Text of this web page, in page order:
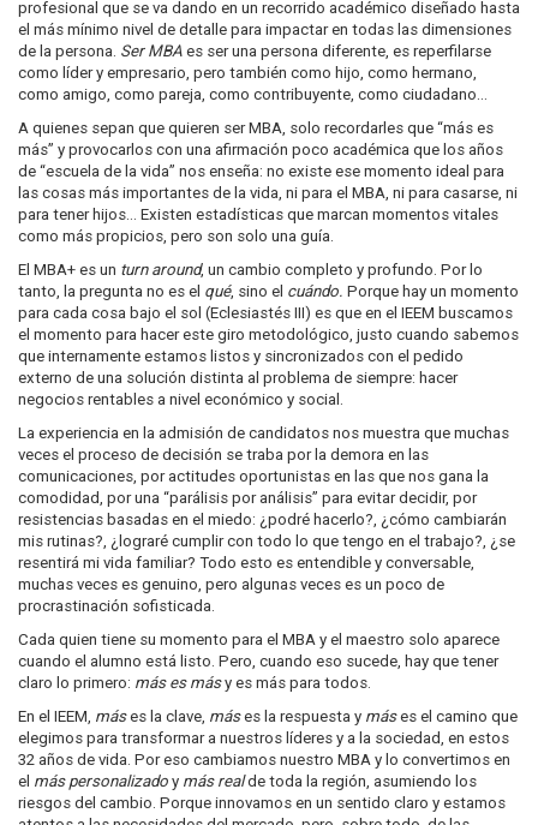
profesional que se va dando en un recorrido académico diseñado hasta
el más mínimo nivel de detalle para impactar en todas las dimensiones
de la persona. Ser MBA es ser una persona diferente, es reperfilarse
como líder y empresario, pero también como hijo, como hermano,
como amigo, como pareja, como contribuyente, como ciudadano...
A quienes sepan que quieren ser MBA, solo recordarles que “más es
más” y provocarlos con una afirmación poco académica que los años
de “escuela de la vida” nos enseña: no existe ese momento ideal para
las cosas más importantes de la vida, ni para el MBA, ni para casarse, ni
para tener hijos… Existen estadísticas que marcan momentos vitales
como más propicios, pero son solo una guía.
El MBA+ es un turn around, un cambio completo y profundo. Por lo
tanto, la pregunta no es el qué, sino el cuándo. Porque hay un momento
para cada cosa bajo el sol (Eclesiastés III) es que en el IEEM buscamos
el momento para hacer este giro metodológico, justo cuando sabemos
que internamente estamos listos y sincronizados con el pedido
externo de una solución distinta al problema de siempre: hacer
negocios rentables a nivel económico y social.
La experiencia en la admisión de candidatos nos muestra que muchas
veces el proceso de decisión se traba por la demora en las
comunicaciones, por actitudes oportunistas en las que nos gana la
comodidad, por una “parálisis por análisis” para evitar decidir, por
resistencias basadas en el miedo: ¿podré hacerlo?, ¿cómo cambiarán
mis rutinas?, ¿lograré cumplir con todo lo que tengo en el trabajo?, ¿se
resentirá mi vida familiar? Todo esto es entendible y conversable,
muchas veces es genuino, pero algunas veces es un poco de
procrastinación sofisticada.
Cada quien tiene su momento para el MBA y el maestro solo aparece
cuando el alumno está listo. Pero, cuando eso sucede, hay que tener
claro lo primero: más es másy es más para todos.
En el IEEM, máses la clave, máses la respuesta y máses el camino que
elegimos para transformar a nuestros líderes y a la sociedad, en estos
32 años de vida. Por eso cambiamos nuestro MBA y lo convertimos en
el más personalizado y más realde toda la región, asumiendo los
riesgos del cambio. Porque innovamos en un sentido claro y estamos